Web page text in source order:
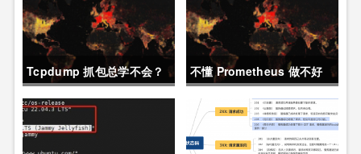
Tcpdump 抓包总学不会？
这篇保姆级教程，今天可以
拿下！
不懂 Prometheus 做不好
运维？那就来看这一篇干货
吧。